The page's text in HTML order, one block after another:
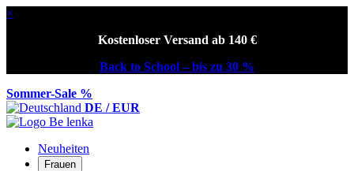
×
Kostenloser Versand ab 140 €
Back to School – bis zu 30 %
Sommer-Sale %
DE / EUR
Neuheiten
Frauen